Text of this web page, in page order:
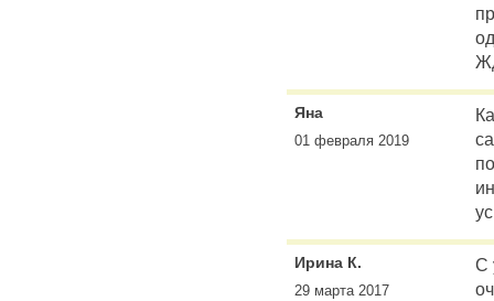
Яна
01 февраля 2019
Ирина К.
29 марта 2017
С